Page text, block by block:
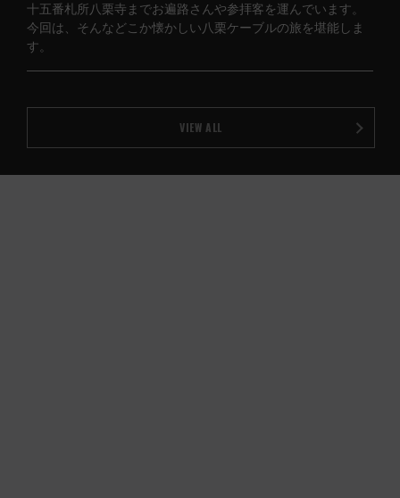
十五番札所八栗寺までお遍路さんや参拝客を運んでいます。
今回は、そんなどこか懐かしい八栗ケーブルの旅を堪能しま
す。
VIEW ALL